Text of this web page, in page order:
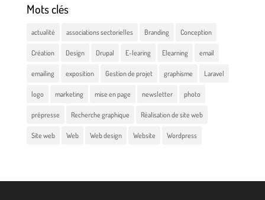
Mots clés
actualité associations sectorielles Branding Conception
Création Design Drupal E-learing Elearning email
emailing exposition Gestion de projet graphisme Laravel
logo marketing mise en page newsletter photo
prépresse Recherche graphique Réalisation de site web
Site web Web Web design Website Wordpress